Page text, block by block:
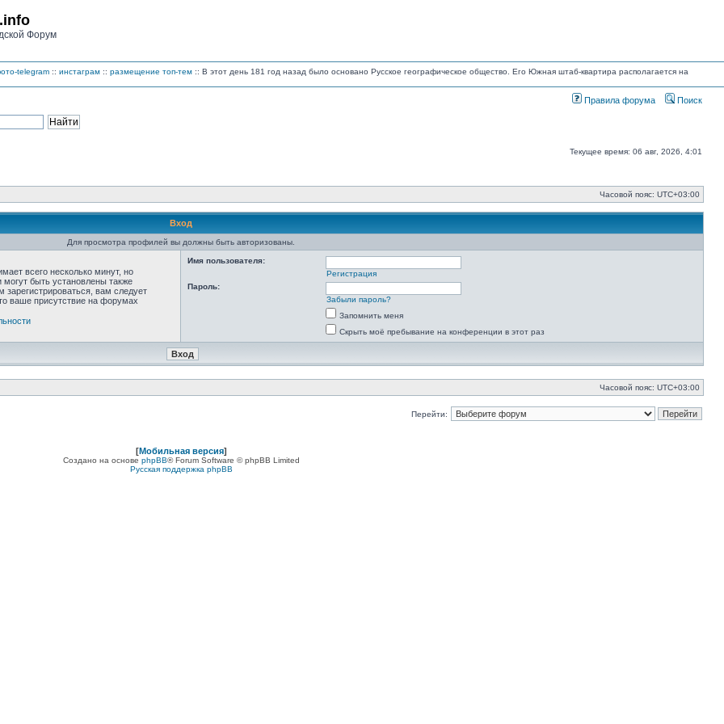
Форум
telegram :: инстаграм :: размещение топ-тем :: В этот день 181 год назад было основано Русское географическое общество. Его Южная штаб-квартира располагается на
Правила форума Поиск
Текущее время: 06 авг, 2026, 4:01
Часовой пояс: UTC+03:00
Вход
Для просмотра профилей вы должны быть авторизованы.
всего несколько минут, но
быть установлены также
зарегистрироваться, вам следует
ваше присутствие на форумах
Имя пользователя:
Регистрация
Пароль:
Забыли пароль?
Запомнить меня
Скрыть моё пребывание на конференции в этот раз
Часовой пояс: UTC+03:00
Перейти:
[Мобильная версия]
Создано на основе phpBB® Forum Software © phpBB Limited
Русская поддержка phpBB